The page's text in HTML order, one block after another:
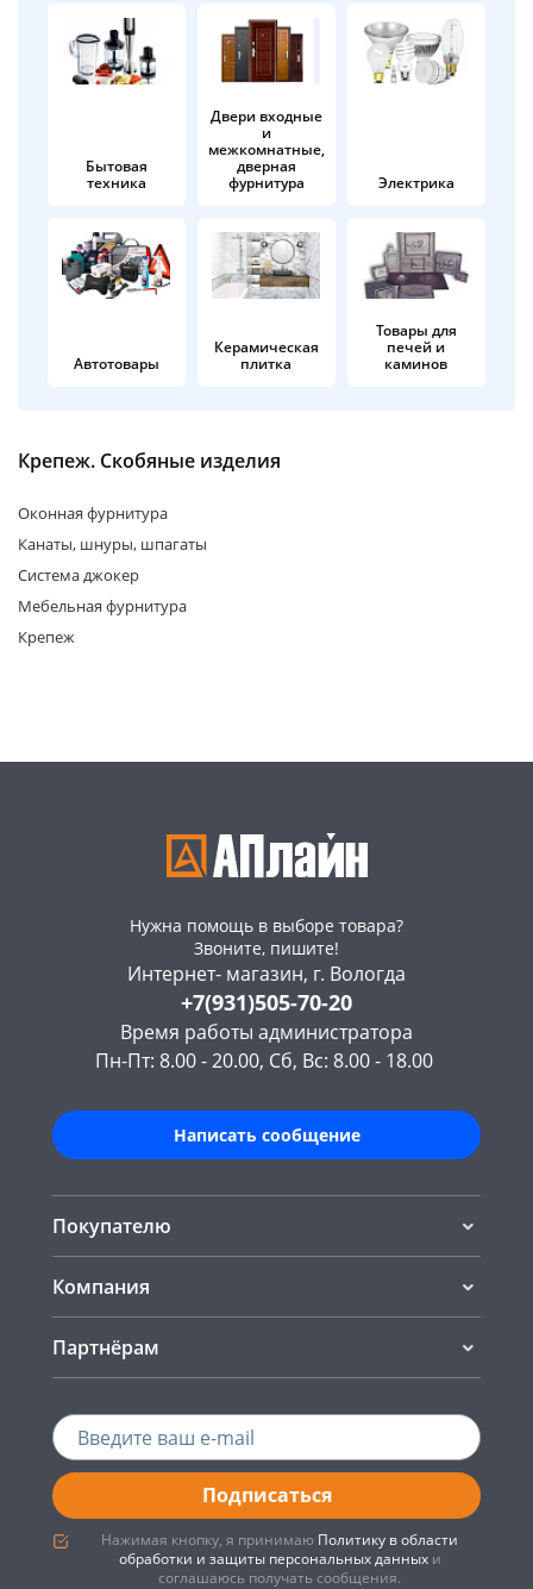
Бытовая
техника
Двери входные
и
межкомнатные,
дверная
фурнитура
Электрика
Автотовары
Керамическая
плитка
Товары для
печей и
каминов
Крепеж. Скобяные изделия
Оконная фурнитура
Канаты, шнуры, шпагаты
Система джокер
Мебельная фурнитура
Крепеж
Нужна помощь в выборе товара?
Звоните, пишите!
Интернет- магазин, г. Вологда
+7(931)505-70-20
Время работы администратора
Пн-Пт: 8.00 - 20.00, Сб, Вс: 8.00 - 18.00
Написать сообщение
Покупателю
Компания
Партнёрам
Подписаться
Нажимая кнопку, я принимаю Политику в области
обработки и защиты персональных данныхи
соглашаюсь получать сообщения.
об оплате Плайтом
раз в 2
недели
Остались вопросы?
8 800 302-02-51
plait.ru